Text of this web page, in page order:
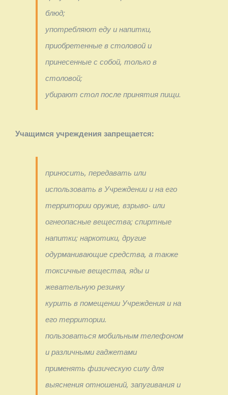
блюд;
употребляют еду и напитки,
приобретенные в столовой и
принесенные с собой, только в
столовой;
убирают стол после принятия пищи.
Учащимся учреждения запрещается:
приносить, передавать или
использовать в Учреждении и на его
территории оружие, взрыво- или
огнеопасные вещества; спиртные
напитки; наркотики, другие
одурманивающие средства, а также
токсичные вещества, яды и
жевательную резинку
курить в помещении Учреждения и на
его территории.
пользоваться мобильным телефоном
и различными гаджетами
применять физическую силу для
выяснения отношений, запугивания и